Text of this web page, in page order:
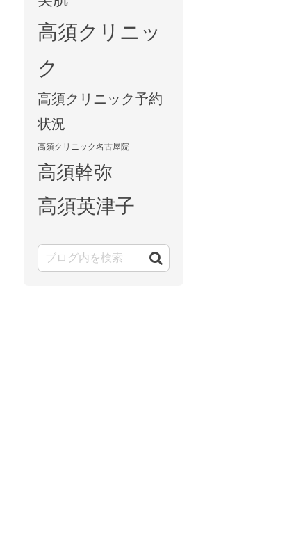
高須クリニッ
ク
高須クリニック予約
状況
高須クリニック名古屋院
高須幹弥
高須英津子